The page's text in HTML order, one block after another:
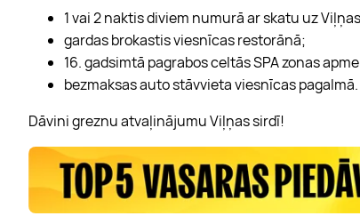
1 vai 2 naktis diviem numurā ar skatu uz
gardas brokastis viesnīcas restorānā;
16. gadsimtā pagrabos celtās SPA zonas
bezmaksas auto stāvvieta viesnīcas pagalmā.
Dāvini greznu atvaļinājumu Viļņas sirdī!